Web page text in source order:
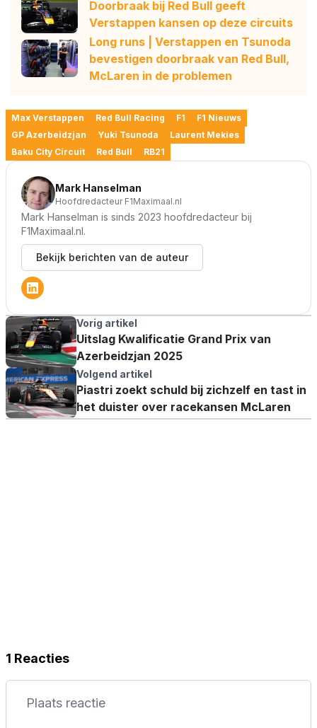
Doorbraak bij Red Bull geeft
Verstappen kansen op deze circuits
Long runs | Verstappen en Tsunoda
bevestigen doorbraak van Red Bull,
McLaren in de problemen
Max Verstappen Red Bull Racing F1
F1 Nieuws
GP Azerbeidzjan
Yuki Tsunoda
Laurent Mekies
Baku City Circuit
Red Bull RB21
Mark Hanselman
Hoofdredacteur F1Maximaal.nl
Mark Hanselman is sinds 2023 hoofdredacteur bij
F1Maximaal.nl.
Bekijk berichten van de auteur
Vorig artikel
Uitslag Kwalificatie Grand Prix van
Azerbeidzjan 2025
Volgend artikel
Piastri zoekt schuld bij zichzelf en tast in
het duister over racekansen McLaren
1 Reacties